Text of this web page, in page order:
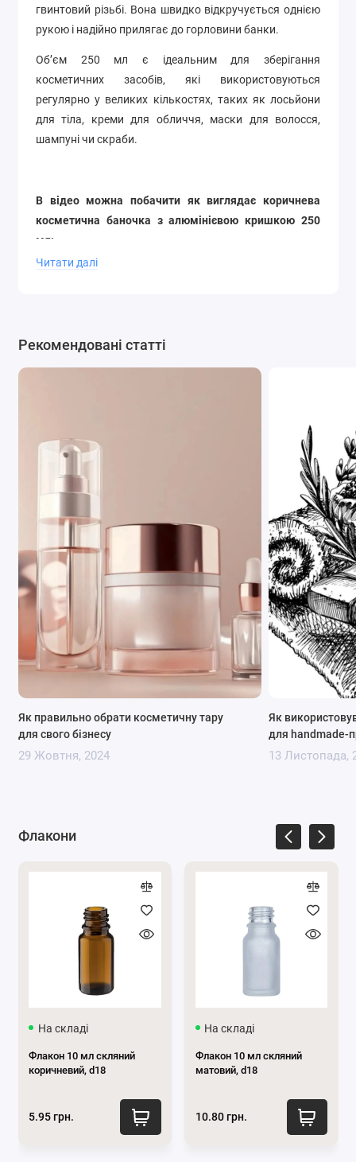
гвинтовий різьбі. Вона швидко відкручується однією
рукою і надійно прилягає до горловини банки.
Об’єм 250 мл є ідеальним для зберігання
косметичних засобів, які використовуються
регулярно у великих кількостях, таких як лосьйони
для тіла, креми для обличчя, маски для волосся,
шампуні чи скраби.
В відео можна побачити як виглядає коричнева
косметична баночка з алюмінієвою кришкою 250
мл:
Переваги використання скляної
баночки для косметичних засобів:
хімічний склад косметики, зберігаючи її
натуральні властивості.
забезпечує зручність для домашнього
використання. Це дозволяє зберігати достатню
кількість продукту для тривалого застосування
без необхідності частої заміни.
Герметична кришка
чорного кольору надійно фіксується,
повітря.
надає баночці естетичного вигляду, що робить її
Читати далі
Рекомендовані статті
Як правильно обрати косметичну тару
для свого бізнесу
29 Жовтня, 2024
Як
для handmade-
13 Листопада,
Флакони
На складі
Флакон 10 мл скляний
коричневий, d18
5.95 грн.
На складі
Флакон 10 мл скляний
матовий, d18
10.80 грн.